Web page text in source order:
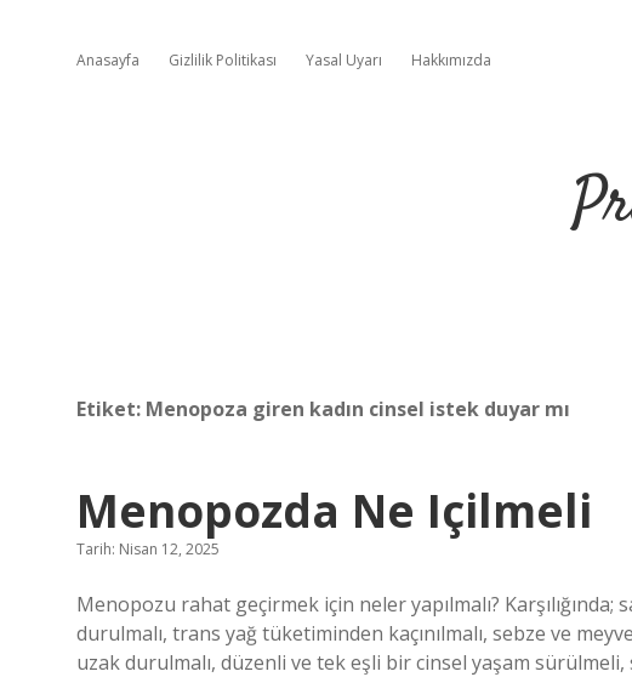
Anasayfa Gizlilik Politikası Yasal Uyarı Hakkımızda
Etiket: Menopoza giren kadın cinsel istek duyar mı
Menopozda Ne Içilmeli
Tarih: Nisan 12, 2025
Menopozu rahat geçirmek için neler yapılmalı?
durulmalı, trans yağ tüketiminden kaçınılmalı, sebze ve
uzak durulmalı, düzenli ve tek eşli bir cinsel yaşam